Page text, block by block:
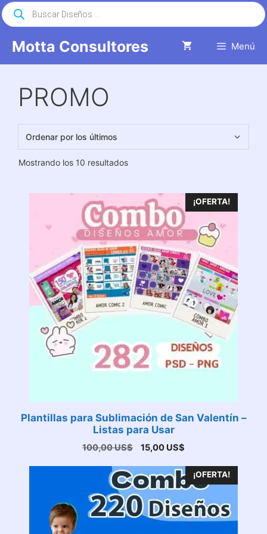
Saltar
al
Motta Consultores Menú
Búsqueda
de
productos
PROMO
Mostrando los 10 resultadosOrdenado
últimos
¡OFERTA!
Plantillas para Sublimación de San Valentín –
Listas para Usar
100,00US$
El
original
era:
100,00 US$.
15,00 US$
actual
es:
15,00 US$.
¡OFERTA!